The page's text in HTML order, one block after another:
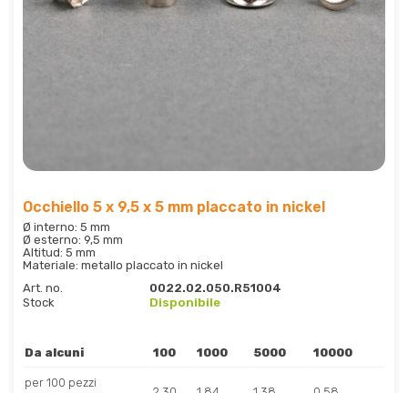
Occhiello 5 x 9,5 x 5 mm placcato in nickel
Ø interno: 5 mm
Ø esterno: 9,5 mm
Altitud: 5 mm
Materiale: metallo placcato in nickel
Art. no.
0022.02.050.R51004
Stock
Disponibile
Da alcuni 100 1000 5000 10000
per 100 pezzi